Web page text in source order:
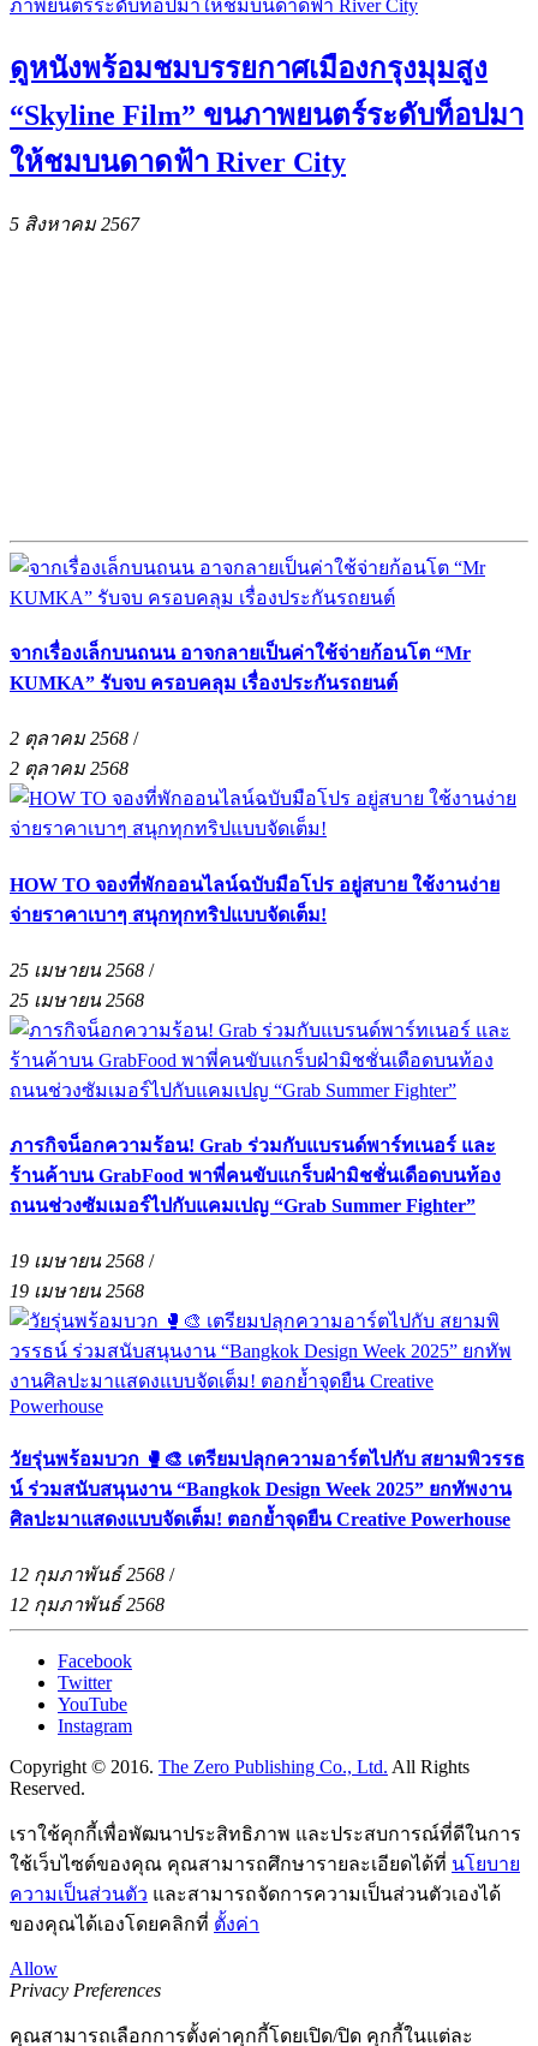
ดูหนังพร้อมชมบรรยกาศเมืองกรุงมุมสูง
“Skyline Film” ขนภาพยนตร์ระดับท็อปมา
ให้ชมบนดาดฟ้า River City
5 สิงหาคม 2567
จากเรื่องเล็กบนถนน อาจกลายเป็นค่าใช้จ่ายก้อนโต “Mr
KUMKA” รับจบ ครอบคลุม เรื่องประกันรถยนต์
2 ตุลาคม 2568 /
2 ตุลาคม 2568
HOW TO จองที่พักออนไลน์ฉบับมือโปร อยู่สบาย ใช้งานง่าย
จ่ายราคาเบาๆ สนุกทุกทริปแบบจัดเต็ม!
25 เมษายน 2568 /
25 เมษายน 2568
ภารกิจน็อกความร้อน! Grab ร่วมกับแบรนด์พาร์ทเนอร์ และ
ร้านค้าบน GrabFood พาพี่คนขับแกร็บฝ่ามิชชั่นเดือดบนท้อง
ถนนช่วงซัมเมอร์ไปกับแคมเปญ “Grab Summer Fighter”
19 เมษายน 2568 /
19 เมษายน 2568
วัยรุ่นพร้อมบวก 🥊🎨 เตรียมปลุกความอาร์ตไปกับ สยามพิวรรธ
น์ ร่วมสนับสนุนงาน “Bangkok Design Week 2025” ยกทัพงาน
ศิลปะมาแสดงแบบจัดเต็ม! ตอกย้ำจุดยืน Creative Powerhouse
12 กุมภาพันธ์ 2568 /
12 กุมภาพันธ์ 2568
Facebook
Twitter
YouTube
Instagram
Copyright © 2016. The Zero Publishing Co., Ltd. All Rights
Reserved.
เราใช้คุกกี้เพื่อพัฒนาประสิทธิภาพ และประสบการณ์ที่ดีในการ
ใช้เว็บไซต์ของคุณ คุณสามารถศึกษารายละเอียดได้ที่ นโยบาย
ความเป็นส่วนตัว และสามารถจัดการความเป็นส่วนตัวเองได้
ของคุณได้เองโดยคลิกที่ ตั้งค่า
Allow
Privacy Preferences
คุณสามารถเลือกการตั้งค่าคุกกี้โดยเปิด/ปิด คุกกี้ในแต่ละ